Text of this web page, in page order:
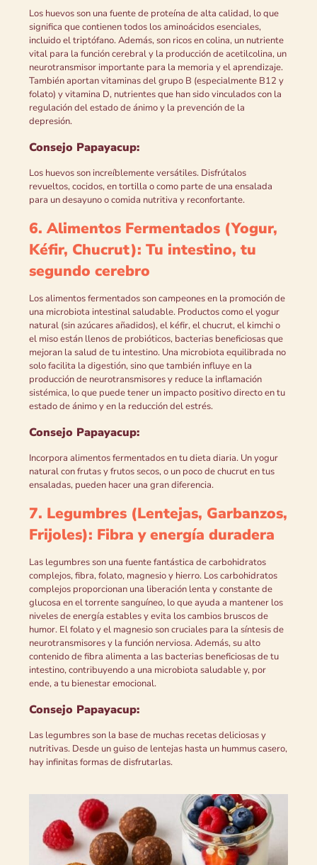
Los huevos son una fuente de proteína de alta calidad, lo que
significa que contienen todos los aminoácidos esenciales,
incluido el triptófano. Además, son ricos en colina, un nutriente
vital para la función cerebral y la producción de acetilcolina, un
neurotransmisor importante para la memoria y el aprendizaje.
También aportan vitaminas del grupo B (especialmente B12 y
folato) y vitamina D, nutrientes que han sido vinculados con la
regulación del estado de ánimo y la prevención de la
depresión.
Consejo Papayacup:
Los huevos son increíblemente versátiles. Disfrútalos
revueltos, cocidos, en tortilla o como parte de una ensalada
para un desayuno o comida nutritiva y reconfortante.
6. Alimentos Fermentados (Yogur,
Kéfir, Chucrut): Tu intestino, tu
segundo cerebro
Los alimentos fermentados son campeones en la promoción de
una microbiota intestinal saludable. Productos como el yogur
natural (sin azúcares añadidos), el kéfir, el chucrut, el kimchi o
el miso están llenos de probióticos, bacterias beneficiosas que
mejoran la salud de tu intestino. Una microbiota equilibrada no
solo facilita la digestión, sino que también influye en la
producción de neurotransmisores y reduce la inflamación
sistémica, lo que puede tener un impacto positivo directo en tu
estado de ánimo y en la reducción del estrés.
Consejo Papayacup:
Incorpora alimentos fermentados en tu dieta diaria. Un yogur
natural con frutas y frutos secos, o un poco de chucrut en tus
ensaladas, pueden hacer una gran diferencia.
7. Legumbres (Lentejas, Garbanzos,
Frijoles): Fibra y energía duradera
Las legumbres son una fuente fantástica de carbohidratos
complejos, fibra, folato, magnesio y hierro. Los carbohidratos
complejos proporcionan una liberación lenta y constante de
glucosa en el torrente sanguíneo, lo que ayuda a mantener los
niveles de energía estables y evita los cambios bruscos de
humor. El folato y el magnesio son cruciales para la síntesis de
neurotransmisores y la función nerviosa. Además, su alto
contenido de fibra alimenta a las bacterias beneficiosas de tu
intestino, contribuyendo a una microbiota saludable y, por
ende, a tu bienestar emocional.
Consejo Papayacup:
Las legumbres son la base de muchas recetas deliciosas y
nutritivas. Desde un guiso de lentejas hasta un hummus casero,
hay infinitas formas de disfrutarlas.